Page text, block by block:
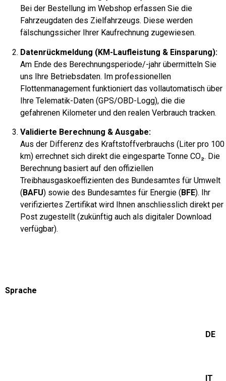
Bei der Bestellung im Webshop erfassen Sie die
Fahrzeugdaten des Zielfahrzeugs. Diese werden
fälschungssicher Ihrer Kaufrechnung zugewiesen.
Datenrückmeldung (KM-Laufleistung & Einsparung):
Am Ende des Berechnungsperiode/-jahr übermitteln Sie
uns Ihre Betriebsdaten. Im professionellen
Flottenmanagement funktioniert das vollautomatisch über
Ihre Telematik-Daten (GPS/OBD-Logg), die die
gefahrenen Kilometer und den realen Verbrauch tracken.
Validierte Berechnung & Ausgabe:
Aus der Differenz des Kraftstoffverbrauchs (Liter pro 100
km) errechnet sich direkt die eingesparte Tonne CO₂. Die
Berechnung basiert auf den offiziellen
Treibhausgaskoeffizienten des Bundesamtes für Umwelt
( BAFU) sowie des Bundesamtes für Energie ( BFE). Ihr
verifiziertes Zertifikat wird Ihnen anschliesslich direkt per
Post zugestellt (zukünftig auch als digitaler Download
verfügbar).
Sprache
DE
IT